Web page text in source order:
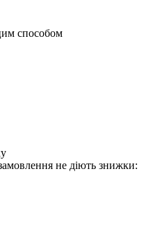
способом
не діють знижки: